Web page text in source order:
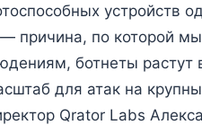
устройств
причина, по которой
ботнеты растут
для атак на
Qrator Labs